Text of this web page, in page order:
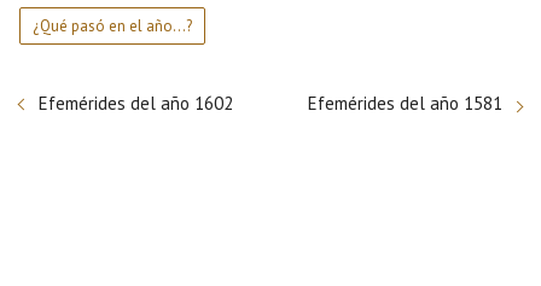
¿Qué pasó en el año...?
Efemérides del año 1602 Efemérides del año 1581